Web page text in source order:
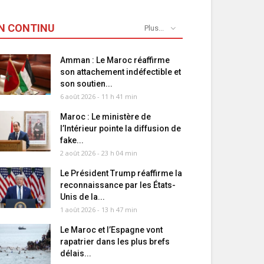
CONTINU Plus...
Amman : Le Maroc réaffirme
son attachement indéfectible et
son soutien...
6 août 2026 - 11 h 41 min
Maroc : Le ministère de
l’Intérieur pointe la diffusion de
fake...
2 août 2026 - 23 h 04 min
Le Président Trump réaffirme la
reconnaissance par les États-
Unis de la...
1 août 2026 - 13 h 47 min
Le Maroc et l’Espagne vont
rapatrier dans les plus brefs
délais...